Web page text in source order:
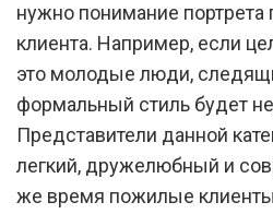
нужно понимание портрета
клиента. Например, если
это молодые люди,
формальный стиль будет
Представители данной
легкий, дружелюбный и
же время пожилые